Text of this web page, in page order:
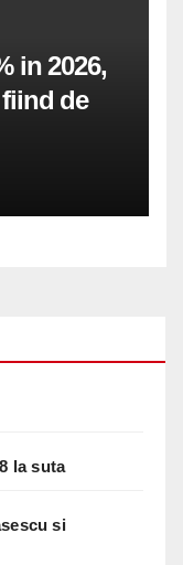
in 2026,
de
la suta
si